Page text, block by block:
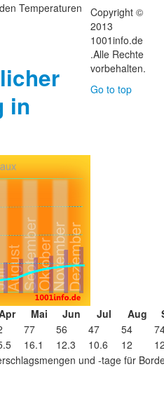
Temperaturen
in
Mai Jun Jul Aug
und -tage für
77 56 47 54
16.1 12.3 10.6 12
Copyright ©
2013
1001info.de
.Alle Rechte
vorbehalten.
Go to top